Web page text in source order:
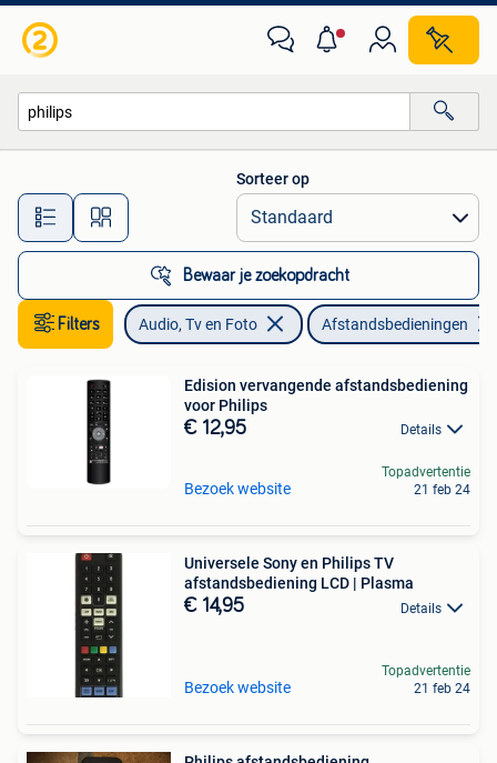
Alle afstanden…
Sorteer op
Bewaar je zoekopdracht
Filters Audio, Tv en Foto Afstandsbedieningen
Edision vervangende afstandsbediening
voor Philips
€ 12,95 Details
Bezoek website
Topadvertentie
21 feb 24
Universele Sony en Philips TV
afstandsbediening LCD | Plasma
€ 14,95 Details
Bezoek website
Topadvertentie
21 feb 24